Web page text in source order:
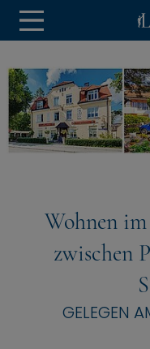
Wohnen im
zwischen
GELEGEN